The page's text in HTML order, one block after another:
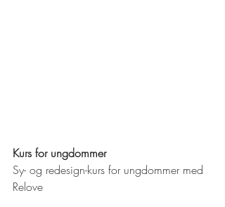
Kurs for ungdommer
Sy- og redesign-kurs for ungdommer med
Relove